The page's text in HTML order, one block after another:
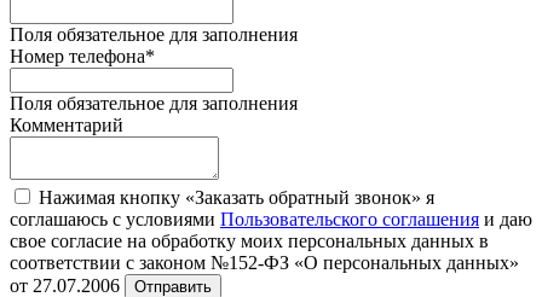
Поля обязательное для заполнения
Номер телефона*
Поля обязательное для заполнения
Комментарий
Нажимая кнопку «Заказать обратный звонок» я
соглашаюсь с условиями Пользовательского соглашения и даю
свое согласие на обработку моих персональных данных в
соответствии с законом №152-ФЗ «О персональных данных»
от 27.07.2006
Отправить